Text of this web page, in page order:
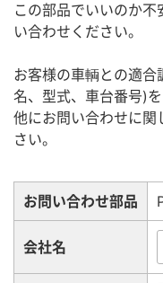
この部品でいいのか
い合わせください。
お客様の車輌との適
名、型式、車台番号)を
他にお問い合わせに関
さい。
お問い合わせ部品
会社名